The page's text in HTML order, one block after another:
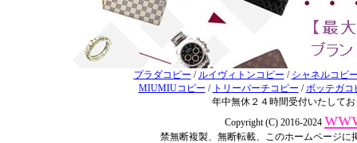
プラダコピー / ルイヴィトンコピー / シャネルコピ
MIUMIUコピー / トリーバーチコピー /ボッテガコ
年中無休２４時間受付いたして
Copyright (C) 2016-2024
禁無断複製、無断転載、このホームページ